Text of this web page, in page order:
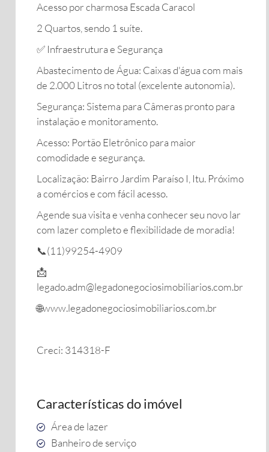
​Acesso por charmosa Escada Caracol
​2 Quartos, sendo 1 suíte.
​✅ Infraestrutura e Segurança
​Abastecimento de Água: Caixas d'água com mais
de 2.000 Litros no total (excelente autonomia).
​Segurança: Sistema para Câmeras pronto para
instalação e monitoramento.
​Acesso: Portão Eletrônico para maior
comodidade e segurança.
​Localização: Bairro Jardim Paraíso I, Itu. Próximo
a comércios e com fácil acesso.
​Agende sua visita e venha conhecer seu novo lar
com lazer completo e flexibilidade de moradia!
📞(11)99254-4909
📩
legado.adm@legadonegociosimobiliarios.com.br
🌐www.legadonegociosimobiliarios.com.br
Creci: 314318-F
Características do imóvel
Área de lazer
Banheiro de serviço